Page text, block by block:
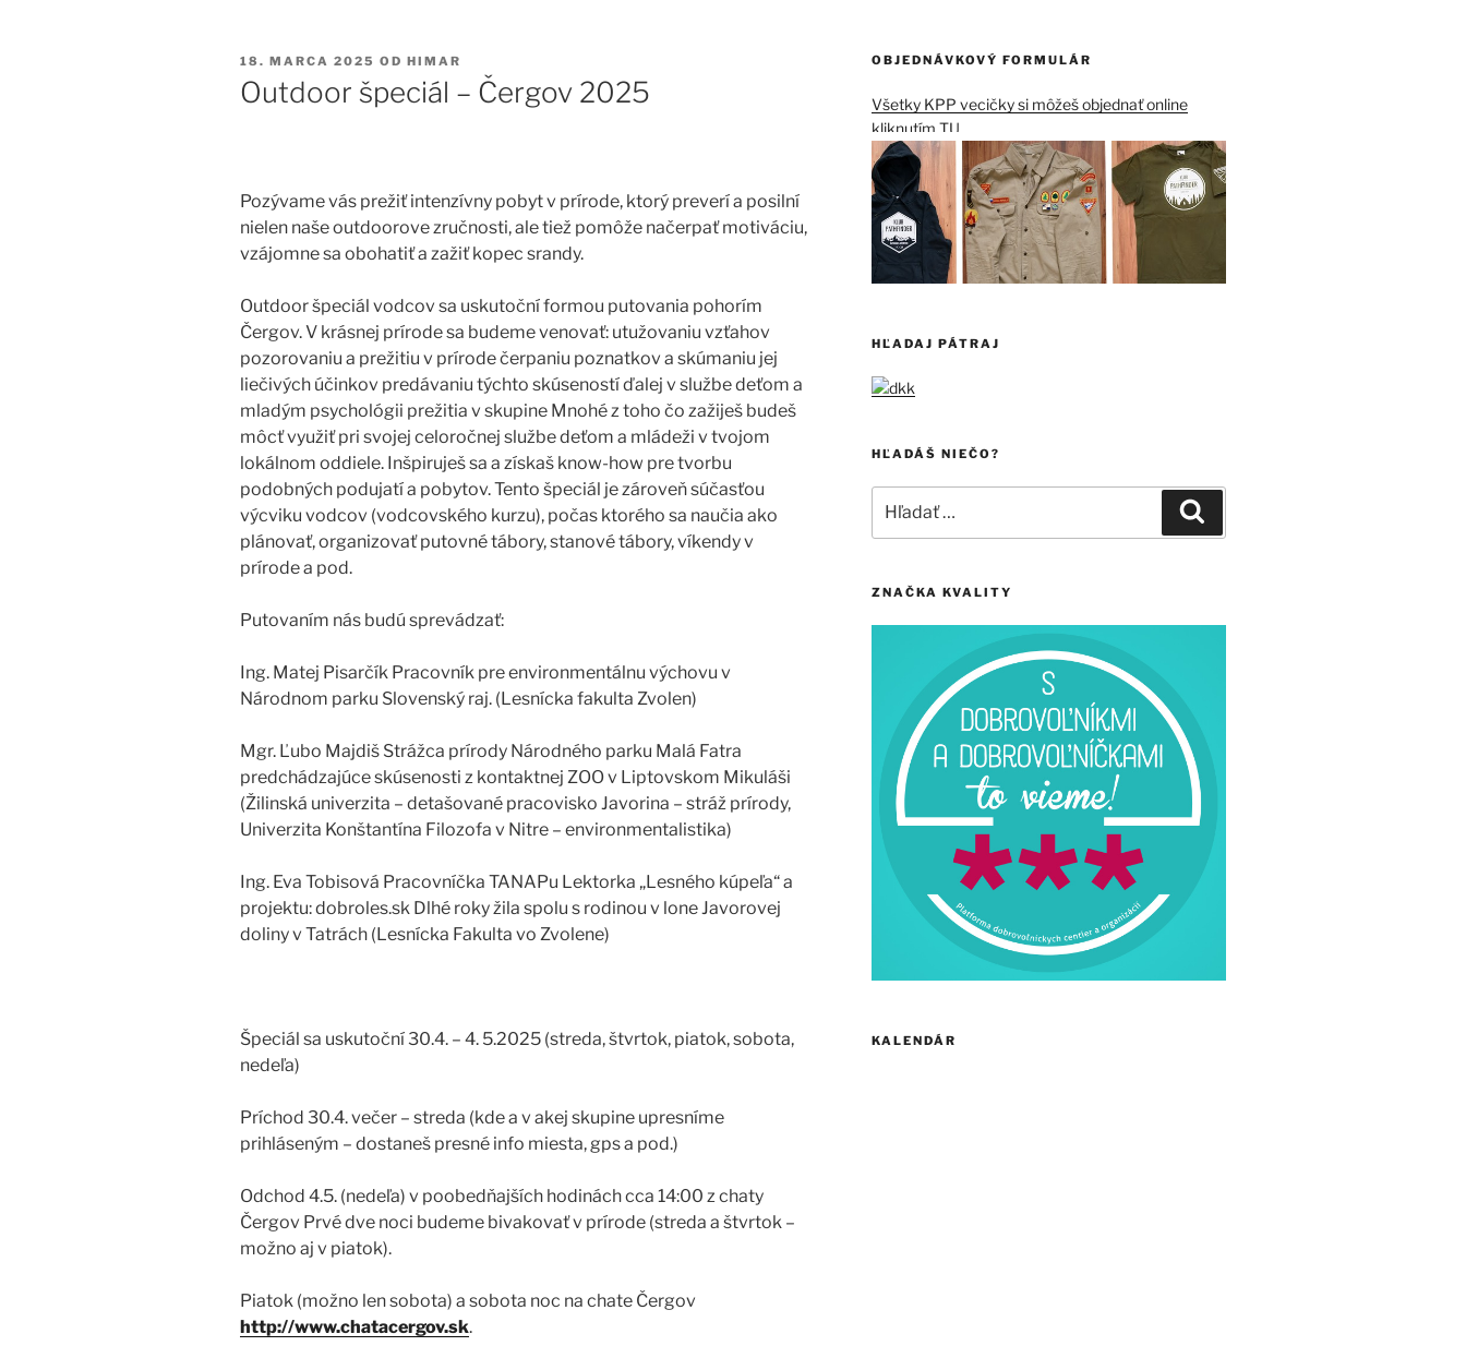
PUBLIKOVANÉ
18. MARCA 2025 OD HIMAR
Outdoor špeciál – Čergov 2025
Pozývame vás prežiť intenzívny pobyt v prírode, ktorý preverí a posilní
nielen naše outdoorove zručnosti, ale tiež pomôže načerpať motiváciu,
vzájomne sa obohatiť a zažiť kopec srandy.
Outdoor špeciál vodcov sa uskutoční formou putovania pohorím
Čergov. V krásnej prírode sa budeme venovať: utužovaniu vzťahov
pozorovaniu a prežitiu v prírode čerpaniu poznatkov a skúmaniu jej
liečivých účinkov predávaniu týchto skúseností ďalej v službe deťom a
mladým psychológii prežitia v skupine Mnohé z toho čo zažiješ budeš
môcť využiť pri svojej celoročnej službe deťom a mládeži v tvojom
lokálnom oddiele. Inšpiruješ sa a získaš know-how pre tvorbu
podobných podujatí a pobytov. Tento špeciál je zároveň súčasťou
výcviku vodcov (vodcovského kurzu), počas ktorého sa naučia ako
plánovať, organizovať putovné tábory, stanové tábory, víkendy v
prírode a pod.
Putovaním nás budú sprevádzať:
Ing. Matej Pisarčík Pracovník pre environmentálnu výchovu v
Národnom parku Slovenský raj. (Lesnícka fakulta Zvolen)
Mgr. Ľubo Majdiš Strážca prírody Národného parku Malá Fatra
predchádzajúce skúsenosti z kontaktnej ZOO v Liptovskom Mikuláši
(Žilinská univerzita – detašované pracovisko Javorina – stráž prírody,
Univerzita Konštantína Filozofa v Nitre – environmentalistika)
Ing. Eva Tobisová Pracovníčka TANAPu Lektorka „Lesného kúpeľa“ a
projektu: dobroles.sk Dlhé roky žila spolu s rodinou v lone Javorovej
doliny v Tatrách (Lesnícka Fakulta vo Zvolene)
Špeciál sa uskutoční 30.4. – 4. 5.2025 (streda, štvrtok, piatok, sobota,
nedeľa)
Príchod 30.4. večer – streda (kde a v akej skupine upresníme
prihláseným – dostaneš presné info miesta, gps a pod.)
Odchod 4.5. (nedeľa) v poobedňajších hodinách cca 14:00 z chaty
Čergov Prvé dve noci budeme bivakovať v prírode (streda a štvrtok –
možno aj v piatok).
Piatok (možno len sobota) a sobota noc na chate Čergov
http://www.chatacergov.sk.
OBJEDNÁVKOVÝ FORMULÁR
Všetky KPP vecičky si môžeš objednať online
kliknutím TU
HĽADAJ PÁTRAJ
HĽADÁŠ NIEČO?
ZNAČKA KVALITY
KALENDÁR